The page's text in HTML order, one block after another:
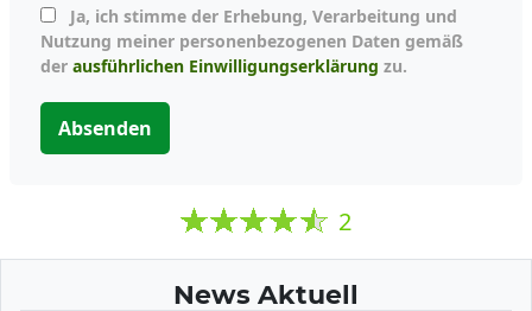
Nutzung meiner personenbezogenen Daten gemäß
der ausführlichen Einwilligungserklärung zu.
Absenden
2
News Aktuell